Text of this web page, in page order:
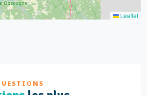
Leaflet